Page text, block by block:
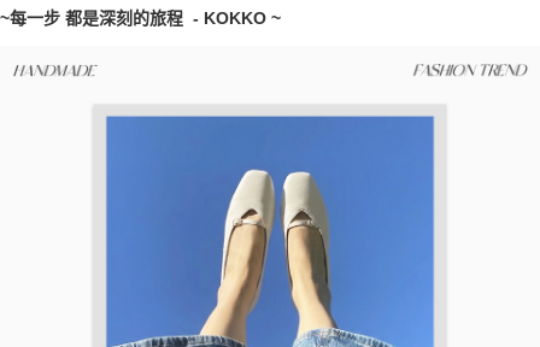
ATM／網路銀行／等多元方式進行付款，方視為交易完成。
後付繳納相關費用。
是否繳費成功／繳費後需取消欲退款等相關疑問，請聯繫「AFTEE先享後付
１．透過由恩沛科技股份有限公司提供之「AFTEE先享後付」服務完成之交
易，需依本服務之必要範圍內提供個人資料，並將交易相關給付款項請求債
權轉讓予恩沛科技股份有限公司。
２．關於個人資料處理事宜，請瀏覽以下網址：
https://aftee.tw/terms/#terms3
３．未成年的使用者請事先徵得法定代理人或監護人之同意方可使用
「AFTEE先享後付」，若未經同意申辦者引起之損失，本公司不負相關責
~每一步 都是深刻的旅程 - KOKKO ~